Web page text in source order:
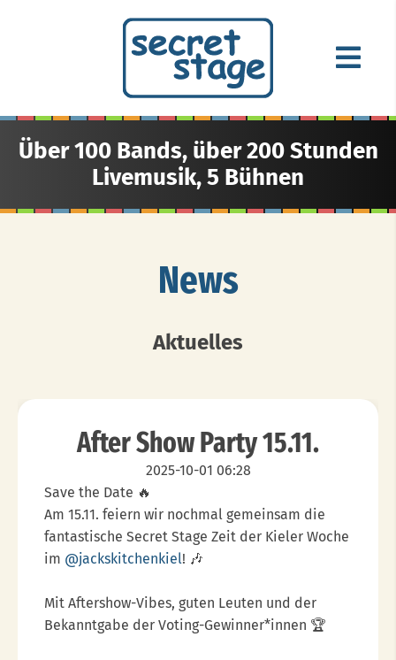
Über 100 Bands, über 200 Stunden
Livemusik, 5 Bühnen
News
Aktuelles
After Show Party 15.11.
2025-10-01 06:28
Save the Date 🔥
Am 15.11. feiern wir nochmal gemeinsam die
fantastische Secret Stage Zeit der Kieler Woche
im @jackskitchenkiel! 🎶
Mit Aftershow-Vibes, guten Leuten und der
Bekanntgabe der Voting-Gewinner*innen 🏆